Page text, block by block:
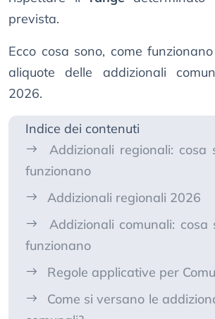
prevista.
Ecco cosa sono, come
aliquote delle addizionali
2026.
Indice dei contenuti
Addizionali regionali: cosa
funzionano
Addizionali regionali 2026
Addizionali comunali: cosa
funzionano
Regole applicative per
Come si versano le